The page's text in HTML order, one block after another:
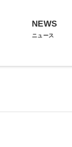
NEWS
ニュース